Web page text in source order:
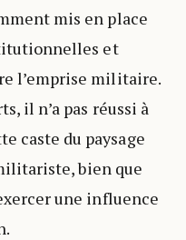
mis en place
et
l’emprise militaire.
il n’a pas réussi à
caste du paysage
bien que
une influence